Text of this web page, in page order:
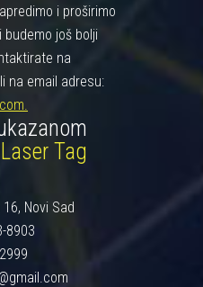
i proširimo
budemo još bolji
na
na email adresu:
Tag
Novi Sad
8903